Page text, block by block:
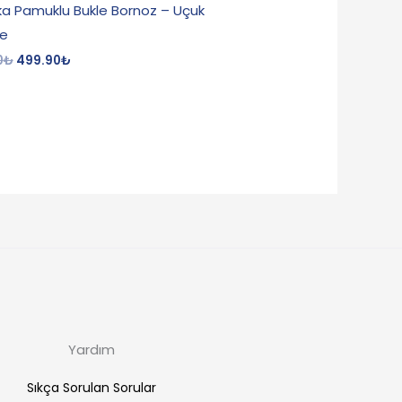
Pamuklu Bukle Bornoz – Uçuk
₺ 499.90₺
Yardım
Sıkça Sorulan Sorular